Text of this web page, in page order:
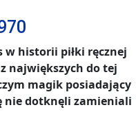
w historii piłki ręcznej
największych do tej
magik posiadający
nie dotknęli zamieniali